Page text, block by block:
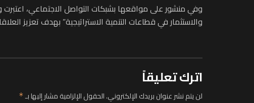
وفي منشور على مواقعها بشبكات التواصل الاجتماعي، اعتبرت
والاستثمار في قطاعات التنمية الاستراتيجية” بهدف تعزيز
اترك تعليقاً
لن يتم نشر عنوان بريدك الإلكتروني.الحقول الإلزامية مشار إليها بـ*